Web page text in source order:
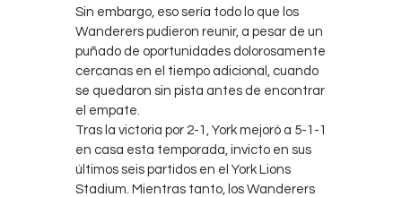
Sin embargo, eso sería todo lo que los
Wanderers pudieron reunir, a pesar de un
puñado de oportunidades dolorosamente
cercanas en el tiempo adicional, cuando
se quedaron sin pista antes de encontrar
el empate.
Tras la victoria por 2-1, York mejoró a 5-1-1
en casa esta temporada, invicto en sus
últimos seis partidos en el York Lions
Stadium. Mientras tanto, los Wanderers